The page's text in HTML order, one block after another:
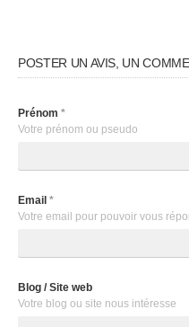
POSTER UN AVIS, UN
Prénom *
Votre prénom ou pseudo
Email *
Votre email pour pouvoir vous
Blog / Site web
Votre blog ou site nous intéresse